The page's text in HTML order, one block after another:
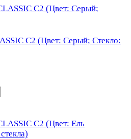
С2 (Цвет: Серый; Стекло: